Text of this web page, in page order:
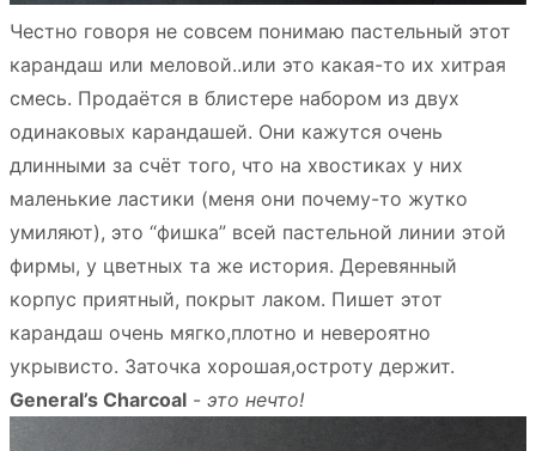
Честно говоря не совсем понимаю пастельный этот
карандаш или меловой..или это какая-то их хитрая
смесь. Продаётся в блистере набором из двух
одинаковых карандашей. Они кажутся очень
длинными за счёт того, что на хвостиках у них
маленькие ластики (меня они почему-то жутко
умиляют), это “фишка” всей пастельной линии этой
фирмы, у цветных та же история. Деревянный
корпус приятный, покрыт лаком. Пишет этот
карандаш очень мягко,плотно и невероятно
укрывисто. Заточка хорошая,остроту держит.
General’s Charcoal - это нечто!